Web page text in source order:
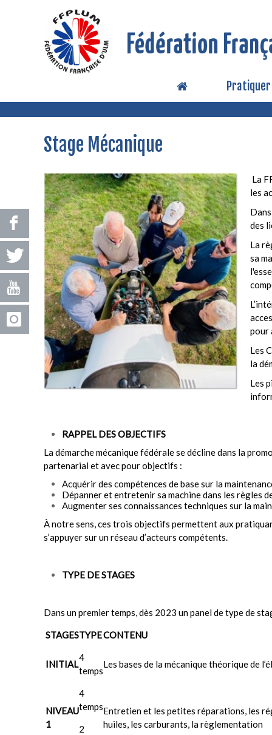
Pratiquer
Stage Mécanique
La
les
des
La
sa
pour
Les
la
Les
RAPPEL DES OBJECTIFS
La démarche mécanique fédérale se décline dans la
partenarial et avec pour objectifs :
Acquérir des compétences de base sur la
Dépanner et entretenir sa machine dans les règles
Augmenter ses connaissances techniques sur la
À notre sens, ces trois objectifs permettent aux
s’appuyer sur un réseau d’acteurs compétents.
TYPE DE STAGES
Dans un premier temps, dès 2023 un panel de type de
STAGESTYPECONTENU
INITIAL
4
temps
Les bases de la mécanique théorique de
NIVEAU
1
4
tempsEntretien et les petites réparations, les
huiles, les carburants, la règlementation
2